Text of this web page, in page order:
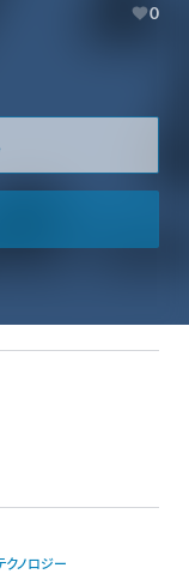
0
クノロジー